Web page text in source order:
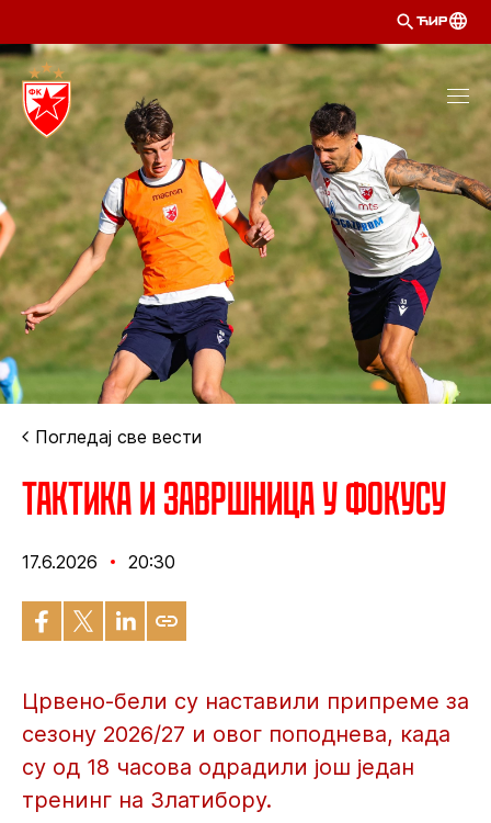
ЋИР
Погледај све вести
Тактика и завршница у фокусу
17.6.2026 20:30
Црвено-бели су наставили припреме за
сезону 2026/27 и овог поподнева, када
су од 18 часова одрадили још један
тренинг на Златибору.